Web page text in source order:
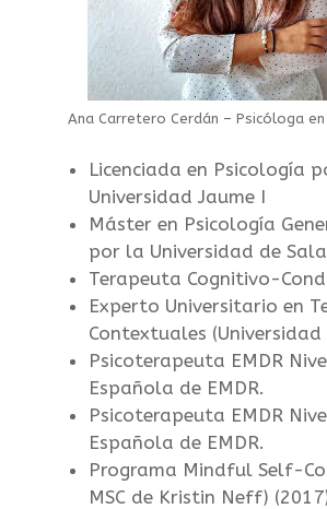
Ana Carretero Cerdán – Psicóloga
Licenciada en Psicología
Universidad Jaume I
Máster en Psicología
por la Universidad de
Terapeuta Cognitivo-
Experto Universitario en
Contextuales
Psicoterapeuta EMDR
Española de EMDR.
Psicoterapeuta EMDR
Española de EMDR.
Programa Mindful Self-
MSC de Kristin Neff)